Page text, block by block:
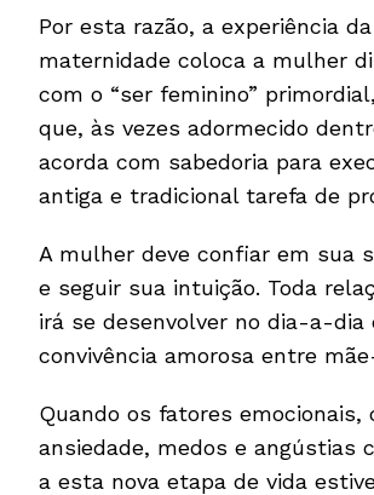
Por esta razão, a experiência da
maternidade coloca a mulher
com o “ser feminino”
que, às vezes adormecido
acorda com sabedoria para
antiga e tradicional tarefa de
A mulher deve confiar em sua
e seguir sua intuição. Toda
irá se desenvolver no dia-a-dia
convivência amorosa entre
Quando os fatores emocionais,
ansiedade, medos e angústias
a esta nova etapa de vida